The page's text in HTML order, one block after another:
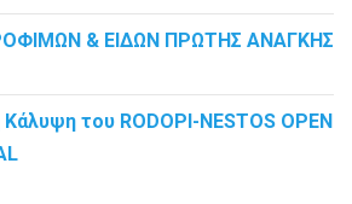
& ΕΙΔΩΝ ΠΡΩΤΗΣ ΑΝΑΓΚΗΣ
Κάλυψη του RODOPI-NESTOS OPEN